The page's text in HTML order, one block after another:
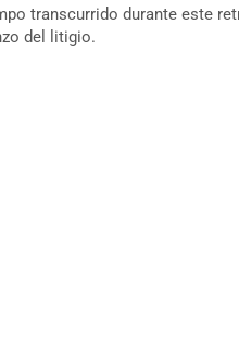
transcurrido durante este
del litigio.